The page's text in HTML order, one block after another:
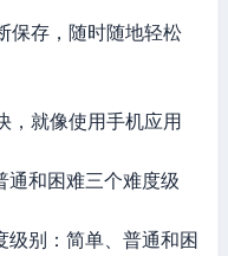
保存，随时随地轻松
，就像使用手机应用
和困难三个难度级
别：简单、普通和困